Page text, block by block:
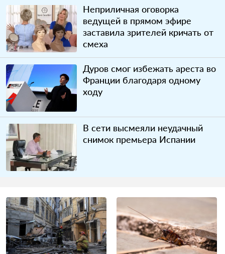
Неприличная оговорка
ведущей в прямом эфире
заставила зрителей кричать от
смеха
Дуров смог избежать ареста во
Франции благодаря одному
ходу
В сети высмеяли неудачный
снимок премьера Испании